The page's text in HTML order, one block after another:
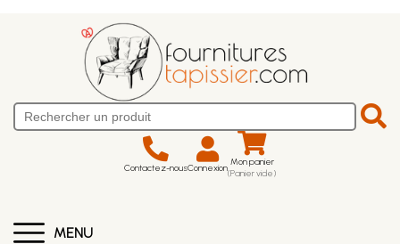
Contactez-nousConnexion Mon panier
(Panier vide)
MENU